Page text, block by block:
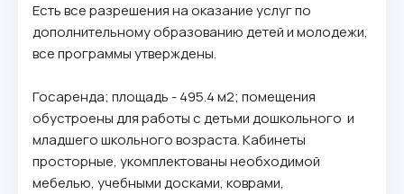
Есть все разрешения на оказание услуг по
дополнительному образованию детей и молодежи,
все программы утверждены.
Госаренда; площадь - 495.4 м2; помещения
обустроены для работы с детьми дошкольного и
младшего школьного возраста. Кабинеты
просторные, укомплектованы необходимой
мебелью, учебными досками, коврами,